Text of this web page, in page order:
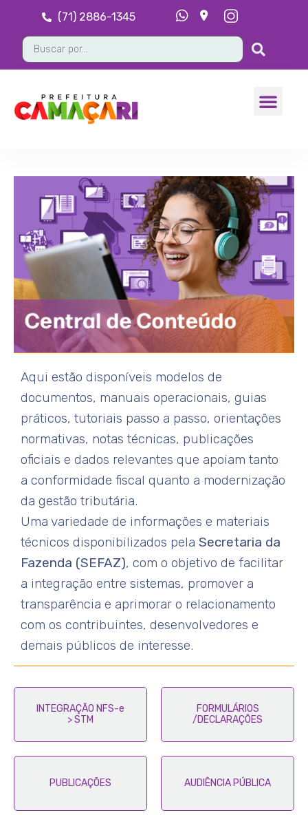
(71) 2886-1345
Aqui estão disponíveis modelos de
documentos, manuais operacionais, guias
práticos, tutoriais passo a passo, orientações
normativas, notas técnicas, publicações
oficiais e dados relevantes que apoiam tanto
a conformidade fiscal quanto a modernização
da gestão tributária.
Uma variedade de informações e materiais
técnicos disponibilizados pela Secretaria da
Fazenda (SEFAZ), com o objetivo de facilitar
a integração entre sistemas, promover a
transparência e aprimorar o relacionamento
com os contribuintes, desenvolvedores e
demais públicos de interesse.
INTEGRAÇÃO NFS-e
> STM
FORMULÁRIOS
/DECLARAÇÕES
PUBLICAÇÕES AUDIÊNCIA PÚBLICA